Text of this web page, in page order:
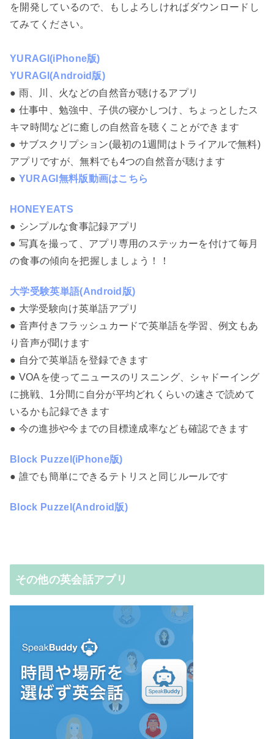
を開発しているので、もしよろしければダウンロードし
てみてください。
YURAGI(iPhone版)
YURAGI(Android版)
● 雨、川、火などの自然音が聴けるアプリ
● 仕事中、勉強中、子供の寝かしつけ、ちょっとしたス
キマ時間などに癒しの自然音を聴くことができます
● サブスクリプション(最初の1週間はトライアルで無料)
アプリですが、無料でも4つの自然音が聴けます
● YURAGI無料版動画はこちら
HONEYEATS
● シンプルな食事記録アプリ
● 写真を撮って、アプリ専用のステッカーを付けて毎月
の食事の傾向を把握しましょう！！
大学受験英単語(Android版)
● 大学受験向け英単語アプリ
● 音声付きフラッシュカードで英単語を学習、例文もあ
り音声が聞けます
● 自分で英単語を登録できます
● VOAを使ってニュースのリスニング、シャドーイング
に挑戦、1分間に自分が平均どれくらいの速さで読めて
いるかも記録できます
● 今の進捗や今までの目標達成率なども確認できます
Block Puzzel(iPhone版)
● 誰でも簡単にできるテトリスと同じルールです
Block Puzzel(Android版)
その他の英会話アプリ